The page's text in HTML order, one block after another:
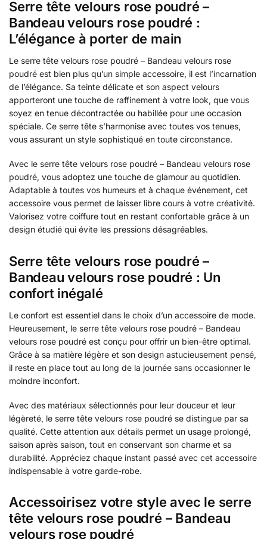
Serre tête velours rose poudré –
Bandeau velours rose poudré :
L’élégance à porter de main
Le serre tête velours rose poudré – Bandeau velours rose
poudré est bien plus qu’un simple accessoire, il est l’incarnation
de l’élégance. Sa teinte délicate et son aspect velours
apporteront une touche de raffinement à votre look, que vous
soyez en tenue décontractée ou habillée pour une occasion
spéciale. Ce serre tête s’harmonise avec toutes vos tenues,
vous assurant un style sophistiqué en toute circonstance.
Avec le serre tête velours rose poudré – Bandeau velours rose
poudré, vous adoptez une touche de glamour au quotidien.
Adaptable à toutes vos humeurs et à chaque événement, cet
accessoire vous permet de laisser libre cours à votre créativité.
Valorisez votre coiffure tout en restant confortable grâce à un
design étudié qui évite les pressions désagréables.
Serre tête velours rose poudré –
Bandeau velours rose poudré : Un
confort inégalé
Le confort est essentiel dans le choix d’un accessoire de mode.
Heureusement, le serre tête velours rose poudré – Bandeau
velours rose poudré est conçu pour offrir un bien-être optimal.
Grâce à sa matière légère et son design astucieusement pensé,
il reste en place tout au long de la journée sans occasionner le
moindre inconfort.
Avec des matériaux sélectionnés pour leur douceur et leur
légèreté, le serre tête velours rose poudré se distingue par sa
qualité. Cette attention aux détails permet un usage prolongé,
saison après saison, tout en conservant son charme et sa
durabilité. Appréciez chaque instant passé avec cet accessoire
indispensable à votre garde-robe.
Accessoirisez votre style avec le serre
tête velours rose poudré – Bandeau
velours rose poudré